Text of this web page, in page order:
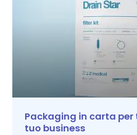
Packaging in carta
tuo business